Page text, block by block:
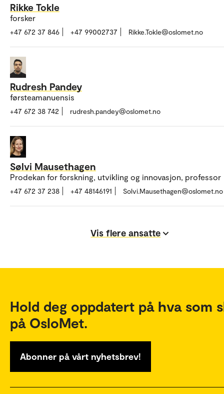
Rikke Tokle
forsker
+47 672 37 846 +47 99002737 Rikke.Tokle@oslomet.no
Rudresh Pandey
førsteamanuensis
+47 672 38 742 rudresh.pandey@oslomet.no
Sølvi Mausethagen
Prodekan for forskning, utvikling og innovasjon, professor
+47 672 37 238 +47 48146191 Solvi.Mausethagen@oslomet.no
Vis flere ansatte
Hold deg oppdatert på hva som
på OsloMet.
Abonner på vårt nyhetsbrev!